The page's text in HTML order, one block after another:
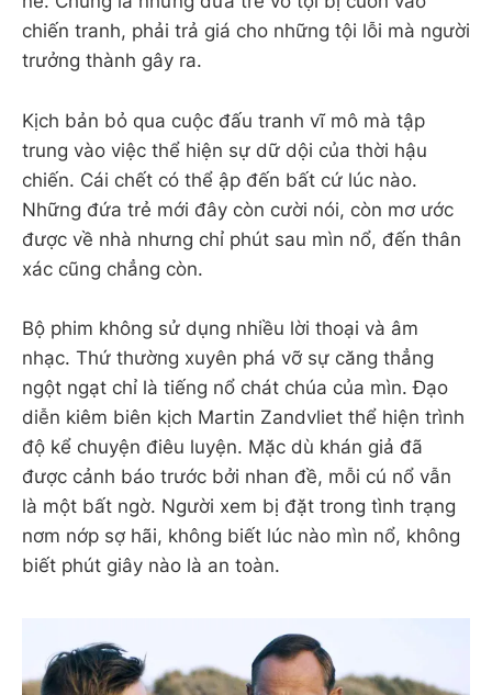
chiến tranh, phải trả giá cho những tội lỗi mà người
trưởng thành gây ra.
Kịch bản bỏ qua cuộc đấu tranh vĩ mô mà tập
trung vào việc thể hiện sự dữ dội của thời hậu
chiến. Cái chết có thể ập đến bất cứ lúc nào.
Những đứa trẻ mới đây còn cười nói, còn mơ ước
được về nhà nhưng chỉ phút sau mìn nổ, đến thân
xác cũng chẳng còn.
Bộ phim không sử dụng nhiều lời thoại và âm
nhạc. Thứ thường xuyên phá vỡ sự căng thẳng
ngột ngạt chỉ là tiếng nổ chát chúa của mìn. Đạo
diễn kiêm biên kịch Martin Zandvliet thể hiện trình
độ kể chuyện điêu luyện. Mặc dù khán giả đã
được cảnh báo trước bởi nhan đề, mỗi cú nổ vẫn
là một bất ngờ. Người xem bị đặt trong tình trạng
nơm nớp sợ hãi, không biết lúc nào mìn nổ, không
biết phút giây nào là an toàn.